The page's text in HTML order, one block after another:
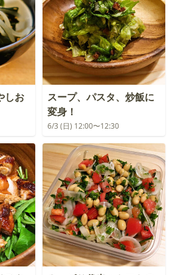
しお
スープ、パスタ、炒飯に
変身！
6/3 (日) 12:00〜12:30